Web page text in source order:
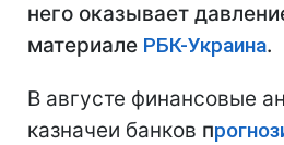
него оказывает
материале РБК-Украина.
В августе финансовые
казначеи банков п